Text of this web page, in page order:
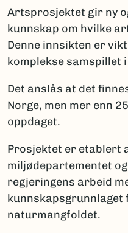
Artsprosjektet gir ny
kunnskap om hvilke
Denne innsikten er
komplekse samspillet
Det anslås at det
Norge, men mer enn
oppdaget.
Prosjektet er etablert
miljødepartementet
regjeringens arbeid
naturmangfoldet.